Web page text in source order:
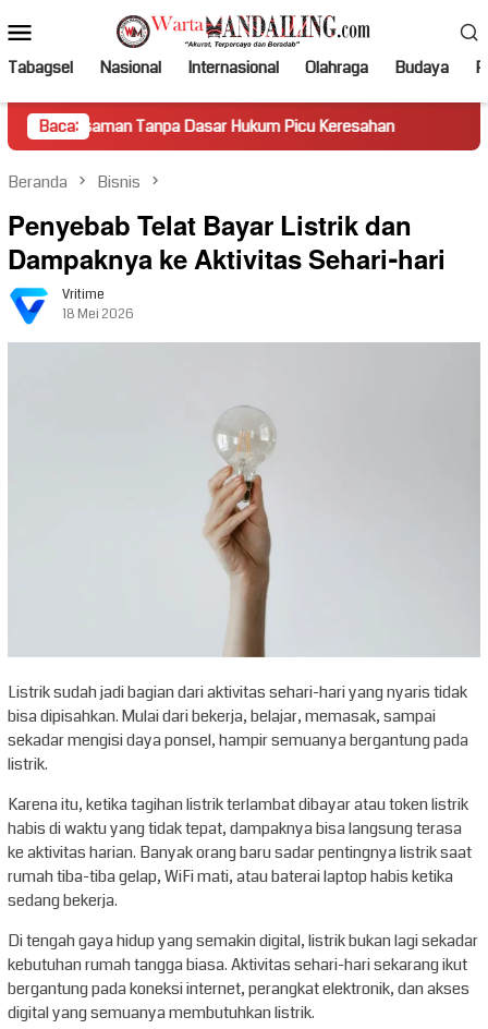
ke
kontenMobile
Tabagsel Nasional Internasional Olahraga Budaya
Baca:
Tanpa Dasar Hukum Picu Keresahan Truk Miring Hambat
Beranda Bisnis
Penyebab Telat Bayar Listrik dan
Dampaknya ke Aktivitas Sehari-hari
Vritime
18 Mei 2026
Listrik sudah jadi bagian dari aktivitas sehari-hari yang nyaris tidak
bisa dipisahkan. Mulai dari bekerja, belajar, memasak, sampai
sekadar mengisi daya ponsel, hampir semuanya bergantung pada
listrik.
Karena itu, ketika tagihan listrik terlambat dibayar atau token listrik
habis di waktu yang tidak tepat, dampaknya bisa langsung terasa
ke aktivitas harian. Banyak orang baru sadar pentingnya listrik saat
rumah tiba-tiba gelap, WiFi mati, atau baterai laptop habis ketika
sedang bekerja.
Di tengah gaya hidup yang semakin digital, listrik bukan lagi sekadar
kebutuhan rumah tangga biasa. Aktivitas sehari-hari sekarang ikut
bergantung pada koneksi internet, perangkat elektronik, dan akses
digital yang semuanya membutuhkan listrik.